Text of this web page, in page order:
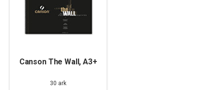
Canson The Wall, A3+
30 ark